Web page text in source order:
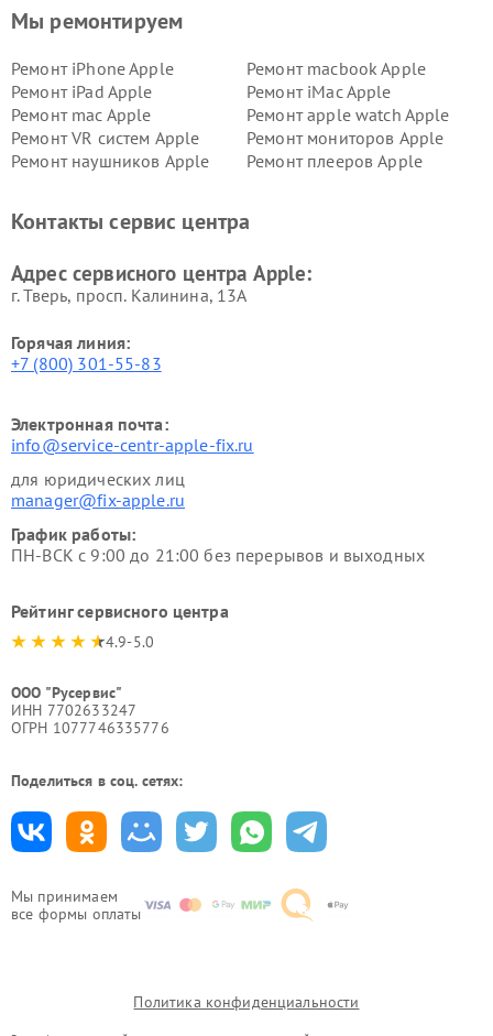
Мы принимаем
все формы оплаты
Мы ремонтируем
Ремонт iPhone Apple
Ремонт macbook Apple
Ремонт iPad Apple
Ремонт iMac Apple
Ремонт mac Apple
Ремонт apple watch Apple
Ремонт VR систем Apple
Ремонт мониторов Apple
Ремонт наушников Apple
Ремонт плееров Apple
Контакты сервис центра
Адрес сервисного центра Apple:
г. Тверь, просп. Калинина, 13А
Горячая линия:
+7 (800) 301-55-83
Электронная почта:
info@service-centr-apple-fix.ru
для юридических лиц
manager@fix-apple.ru
График работы:
ПН-ВСК с 9:00 до 21:00 без перерывов и выходных
Рейтинг сервисного центра
4.9-5.0
ООО "Русервис"
ИНН 7702633247
ОГРН 1077746335776
Поделиться в соц. сетях:
Политика конфиденциальности